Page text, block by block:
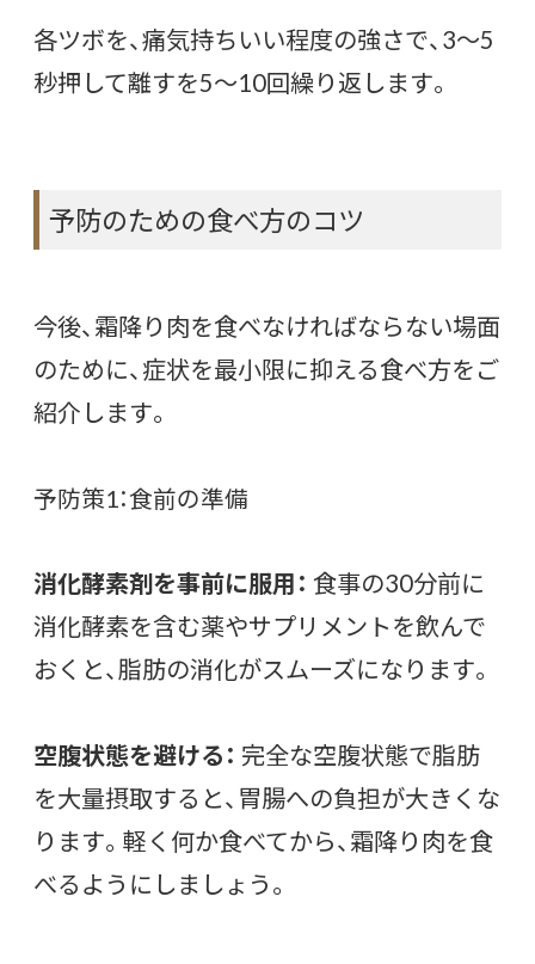
各ツボを、痛気持ちいい程度の強さで、3〜5
秒押して離すを5〜10回繰り返します。
予防のための食べ方のコツ
今後、霜降り肉を食べなければならない場面
のために、症状を最小限に抑える食べ方をご
紹介します。
予防策1：食前の準備
消化酵素剤を事前に服用： 食事の30分前に
消化酵素を含む薬やサプリメントを飲んで
おくと、脂肪の消化がスムーズになります。
空腹状態を避ける： 完全な空腹状態で脂肪
を大量摂取すると、胃腸への負担が大きくな
ります。軽く何か食べてから、霜降り肉を食
べるようにしましょう。